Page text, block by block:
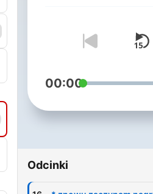
00:00
Odcinki